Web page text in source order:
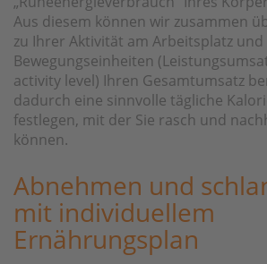
Aus diesem können wir zusammen
zu Ihrer Aktivität am Arbeitsplatz und
Bewegungseinheiten
activity level) Ihren Gesamtumsatz
dadurch eine sinnvolle tägliche
festlegen, mit der Sie rasch und
können.
Abnehmen und
mit individuellem
Ernährungsplan